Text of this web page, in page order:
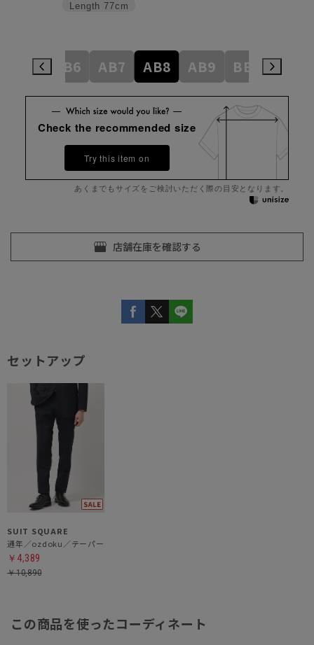
Length 77cm
AB6 AB7 AB8 AB9 BE3
Check the recommended size
Try this item on
あくまでもサイズをご検討いただく際の目安となります。
セットアップ
SUIT SQUARE
通年／ozdoku／テーパードパンツ
￥4,389
￥10,890
この商品を使ったコーディネート